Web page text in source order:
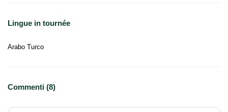
Lingue in tournée
Arabo Turco
Commenti (8)